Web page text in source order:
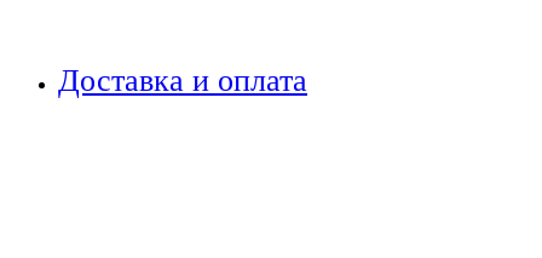
Доставка и оплата